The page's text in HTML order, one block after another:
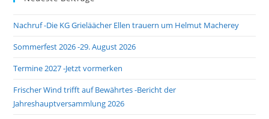
Nachruf -Die KG Grieläächer Ellen trauern um Helmut Macherey
Sommerfest 2026 -29. August 2026
Termine 2027 -Jetzt vormerken
Frischer Wind trifft auf Bewährtes -Bericht der
Jahreshauptversammlung 2026